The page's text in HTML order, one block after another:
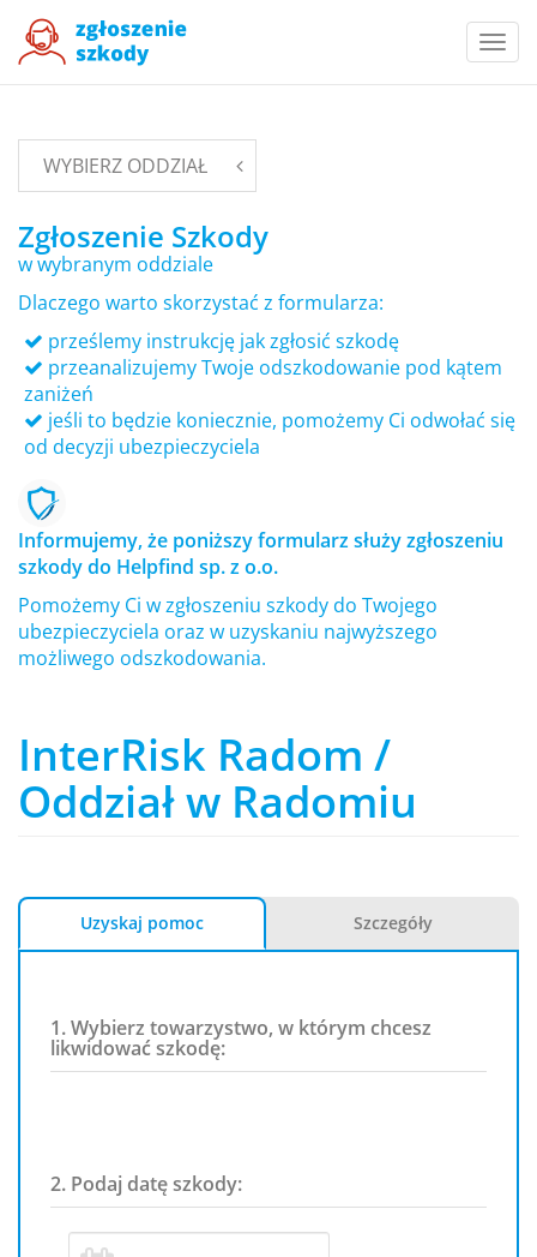
WYBIERZ ODDZIAŁ
Zgłoszenie Szkody
w wybranym oddziale
Dlaczego warto skorzystać z formularza:
prześlemy instrukcję jak zgłosić szkodę
przeanalizujemy Twoje odszkodowanie pod kątem
zaniżeń
jeśli to będzie koniecznie, pomożemy Ci odwołać się
od decyzji ubezpieczyciela
Informujemy, że poniższy formularz służy zgłoszeniu
szkody do Helpfind sp. z o.o.
Pomożemy Ci w zgłoszeniu szkody do Twojego
ubezpieczyciela oraz w uzyskaniu najwyższego
możliwego odszkodowania.
InterRisk Radom /
Oddział w Radomiu
Uzyskaj pomoc Szczegóły
1. Wybierz towarzystwo, w którym chcesz
likwidować szkodę:
2. Podaj datę szkody: